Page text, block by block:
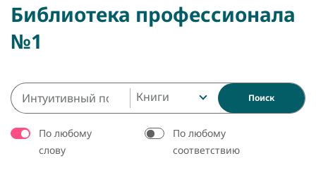
Библиотека профессионала
№1
Книги Поиск
По любому
слову
По любому
соответствию